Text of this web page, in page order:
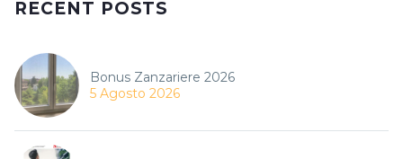
RECENT POSTS
Bonus Zanzariere 2026
5 Agosto 2026